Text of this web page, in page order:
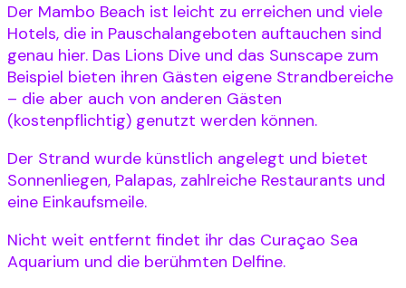
Der Mambo Beach ist leicht zu erreichen und viele
Hotels, die in Pauschalangeboten auftauchen sind
genau hier. Das Lions Dive und das Sunscape zum
Beispiel bieten ihren Gästen eigene Strandbereiche
– die aber auch von anderen Gästen
(kostenpflichtig) genutzt werden können.
Der Strand wurde künstlich angelegt und bietet
Sonnenliegen, Palapas, zahlreiche Restaurants und
eine Einkaufsmeile.
Nicht weit entfernt findet ihr das Curaçao Sea
Aquarium und die berühmten Delfine.